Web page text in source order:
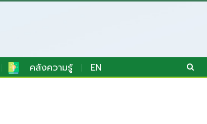
คลังความรู้ EN